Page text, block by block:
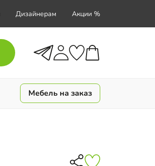
Дизайнерам Акции %
Мебель на заказ